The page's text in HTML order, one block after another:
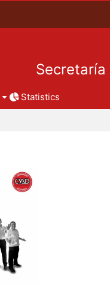
Statistics